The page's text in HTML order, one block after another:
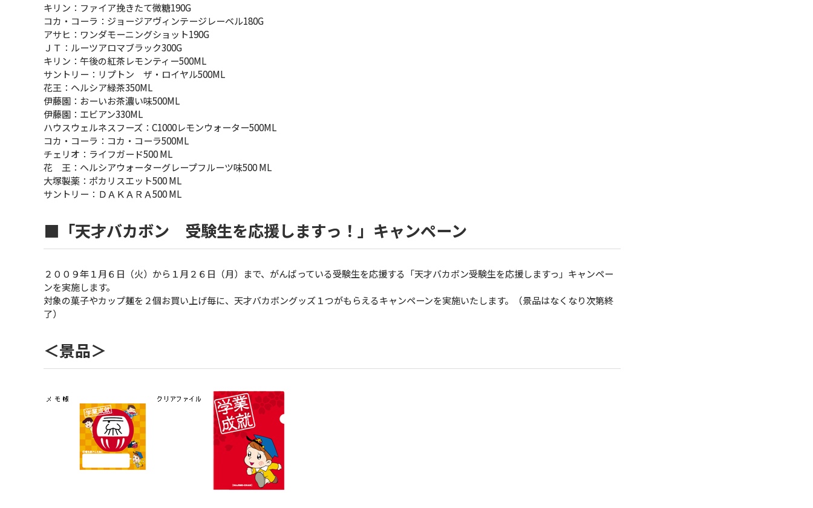
キリン：ファイア挽きたて微糖190G
コカ・コーラ：ジョージアヴィンテージレーベル180G
アサヒ：ワンダモーニングショット190G
ＪＴ：ルーツアロマブラック300G
キリン：午後の紅茶レモンティー500ML
サントリー：リプトン ザ・ロイヤル500ML
花王：ヘルシア緑茶350ML
伊藤園：おーいお茶濃い味500ML
伊藤園：エビアン330ML
ハウスウェルネスフーズ：C1000レモンウォーター500ML
コカ・コーラ：コカ・コーラ500ML
チェリオ：ライフガード500 ML
花 王：ヘルシアウォーターグレープフルーツ味500 ML
大塚製薬：ポカリスエット500 ML
サントリー：ＤＡＫＡＲＡ500 ML
■「天才バカボン 受験生を応援しますっ！」キャンペーン
２００９年１月６日（火）から１月２６日（月）まで、がんばっている受験生を応援する「天才バカボン受験生を応援しますっ」キャンペー
ンを実施します。
対象の菓子やカップ麺を２個お買い上げ毎に、天才バカボングッズ１つがもらえるキャンペーンを実施いたします。（景品はなくなり次第終
了）
＜景品＞